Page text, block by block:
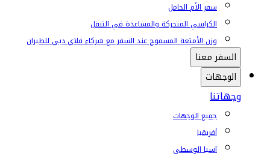
سفر الأم الحامل
الكراسي المتحركة والمساعدة في التنقل
وزن الأمتعة المسموح عند السفر مع شركاء فلاي دبي للطيران
السفر معنا
الوجهات
وجهاتنا
جميع الوجهات
أفريقيا
آسيا الوسطى